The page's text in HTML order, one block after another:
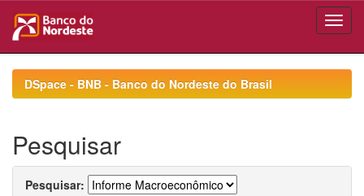
navigationDSpace - BNB - Banco do Nordeste do Brasil
Pesquisar
Pesquisar: